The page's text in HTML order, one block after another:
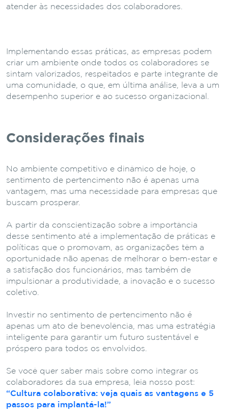
atender às necessidades dos colaboradores.
Implementando essas práticas, as empresas podem
criar um ambiente onde todos os colaboradores se
sintam valorizados, respeitados e parte integrante de
uma comunidade, o que, em última análise, leva a um
desempenho superior e ao sucesso organizacional.
Considerações finais
No ambiente competitivo e dinâmico de hoje, o
sentimento de pertencimento não é apenas uma
vantagem, mas uma necessidade para empresas que
buscam prosperar.
A partir da conscientização sobre a importância
desse sentimento até a implementação de práticas e
políticas que o promovam, as organizações têm a
oportunidade não apenas de melhorar o bem-estar e
a satisfação dos funcionários, mas também de
impulsionar a produtividade, a inovação e o sucesso
coletivo.
Investir no sentimento de pertencimento não é
apenas um ato de benevolência, mas uma estratégia
inteligente para garantir um futuro sustentável e
próspero para todos os envolvidos.
Se você quer saber mais sobre como integrar os
colaboradores da sua empresa, leia nosso post:
“Cultura colaborativa: veja quais as vantagens e 5
passos para implantá-la!”